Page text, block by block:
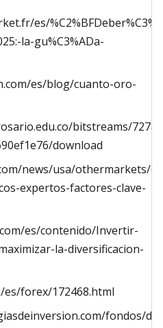
es/
la-gu%C3%ADa-
es/blog/cuanto-oro-
bitstreams/
download
news/usa/othermarkets/
expertos-factores-clave-
es/contenido/Invertir-
la-diversificacion-
es/forex/172468.html
fondos/